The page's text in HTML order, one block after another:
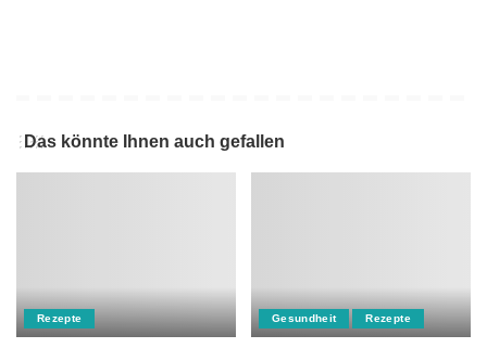
Das könnte Ihnen auch gefallen
Rezepte Gesundheit Rezepte